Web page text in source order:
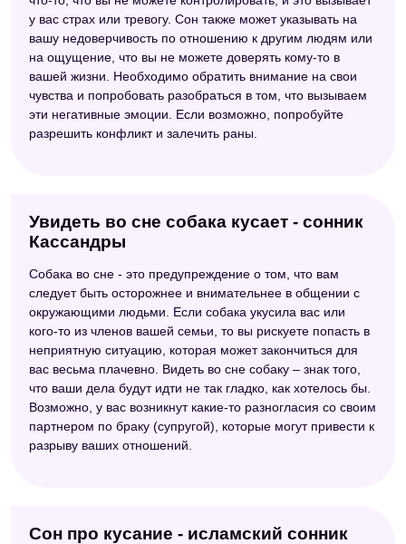
у вас страх или тревогу. Сон также может указывать на
вашу недоверчивость по отношению к другим людям или
на ощущение, что вы не можете доверять кому-то в
вашей жизни. Необходимо обратить внимание на свои
чувства и попробовать разобраться в том, что вызываем
эти негативные эмоции. Если возможно, попробуйте
разрешить конфликт и залечить раны.
Увидеть во сне собака кусает - сонник
Кассандры
Собака во сне - это предупреждение о том, что вам
следует быть осторожнее и внимательнее в общении с
окружающими людьми. Если собака укусила вас или
кого-то из членов вашей семьи, то вы рискуете попасть в
неприятную ситуацию, которая может закончиться для
вас весьма плачевно. Видеть во сне собаку – знак того,
что ваши дела будут идти не так гладко, как хотелось бы.
Возможно, у вас возникнут какие-то разногласия со своим
партнером по браку (супругой), которые могут привести к
разрыву ваших отношений.
Сон про кусание - исламский сонник